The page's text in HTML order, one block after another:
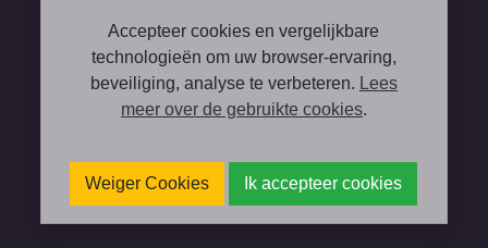
Accepteer cookies en vergelijkbare
technologieën om uw browser-ervaring,
beveiliging, analyse te verbeteren. Lees
meer over de gebruikte cookies.
Weiger Cookies Ik accepteer cookies